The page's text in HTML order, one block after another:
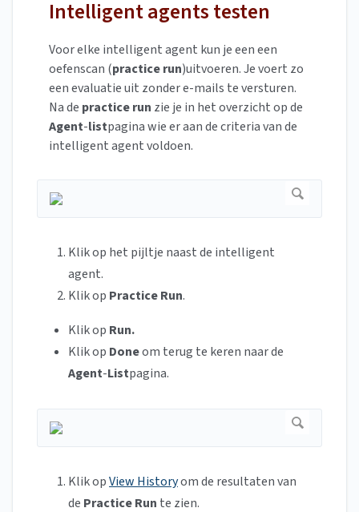
Intelligent agents testen
Voor elke intelligent agent kun je een een
oefenscan (practice run)uitvoeren. Je voert zo
een evaluatie uit zonder e-mails te versturen.
Na de practice run zie je in het overzicht op de
Agent-listpagina wie er aan de criteria van de
intelligent agent voldoen.
Klik op het pijltje naast de intelligent
agent.
Klik op Practice Run.
Klik op Run.
Klik op Doneom terug te keren naar de
Agent-Listpagina.
Klik opView Historyom de resultaten van
de Practice Run te zien.